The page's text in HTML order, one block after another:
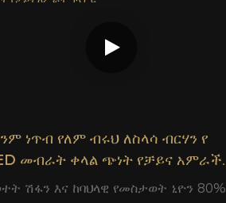
ነጥብ የለም ብሩህ ለስላሳ ብርሃን የ
መብራት ቀላል ጭነት የቻይና አምራች
ሽፋን እና ከባህላዊ የመስታወት ኒዮን 80%